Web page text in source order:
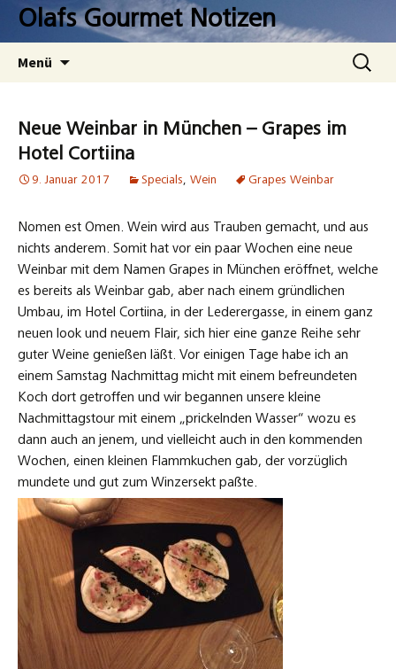
Zum
InhaltOlafs Gourmet Notizen
Menü
Suchen
nach:
Neue Weinbar in München – Grapes im
Hotel Cortiina
9. Januar 2017 Specials, Wein Grapes Weinbar
Nomen est Omen. Wein wird aus Trauben gemacht, und aus
nichts anderem. Somit hat vor ein paar Wochen eine neue
Weinbar mit dem Namen Grapes in München eröffnet, welche
es bereits als Weinbar gab, aber nach einem gründlichen
Umbau, im Hotel Cortiina, in der Lederergasse, in einem ganz
neuen look und neuem Flair, sich hier eine ganze Reihe sehr
guter Weine genießen läßt. Vor einigen Tage habe ich an
einem Samstag Nachmittag micht mit einem befreundeten
Koch dort getroffen und wir begannen unsere kleine
Nachmittagstour mit einem „prickelnden Wasser“ wozu es
dann auch an jenem, und vielleicht auch in den kommenden
Wochen, einen kleinen Flammkuchen gab, der vorzüglich
mundete und gut zum Winzersekt paßte.